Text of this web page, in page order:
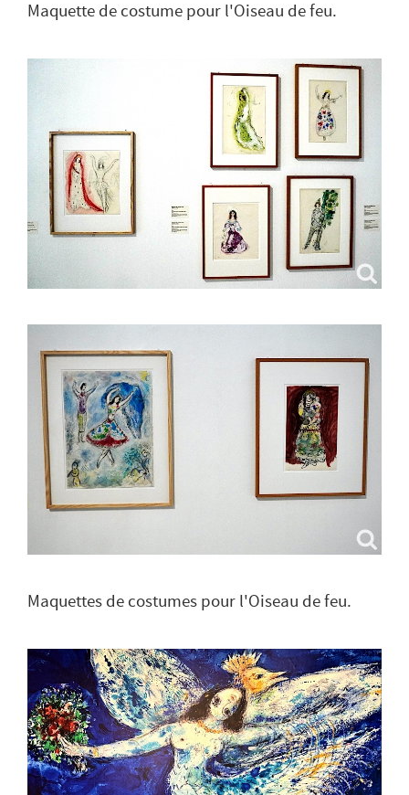
Maquette de costume pour l'Oiseau de feu.
Maquettes de costumes pour l'Oiseau de feu.